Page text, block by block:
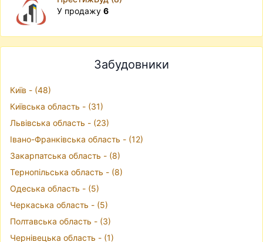
У продажу 6
Забудовники
Київ - (48)
Київська область - (31)
Львівська область - (23)
Івано-Франківська область - (12)
Закарпатська область - (8)
Тернопільська область - (8)
Одеська область - (5)
Черкаська область - (5)
Полтавська область - (3)
Чернівецька область - (1)